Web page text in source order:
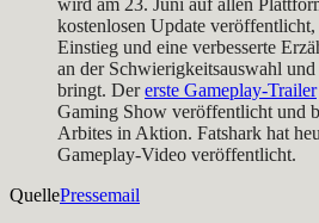
kostenlosen Update veröffentlicht,
Einstieg und eine verbesserte
an der Schwierigkeitsauswahl
bringt. Dererste Gameplay-Trailer
Gaming Show veröffentlicht und
Arbites in Aktion. Fatshark hat
Gameplay-Video veröffentlicht.
QuellePressemail